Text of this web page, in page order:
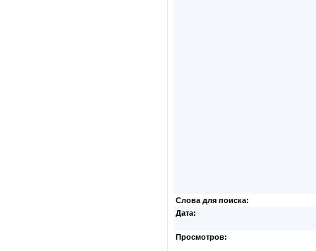
Слова для поиска:
Дата:
Просмотров: